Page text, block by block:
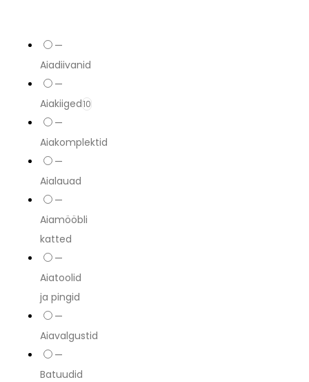
—
Aiadiivanid
—
Aiakiiged10
—
Aiakomplektid
—
Aialauad
—
Aiamööbli
katted
—
Aiatoolid
ja pingid
—
Aiavalgustid
—
Batuudid